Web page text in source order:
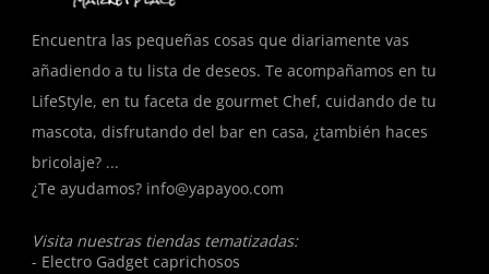
Encuentra las pequeñas cosas que diariamente vas
añadiendo a tu lista de deseos. Te acompañamos en tu
LifeStyle, en tu faceta de gourmet Chef, cuidando de tu
mascota, disfrutando del bar en casa, ¿también haces
bricolaje? ...
¿Te ayudamos? info@yapayoo.com
Visita nuestras tiendas tematizadas:
- Electro Gadget caprichosos